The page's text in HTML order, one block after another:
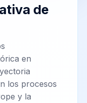
de
en
los procesos
y la